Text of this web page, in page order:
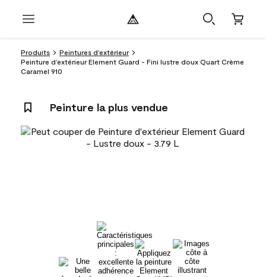
Produits
Peintures d’extérieur
Peinture d’extérieur Element Guard - Fini lustre doux Quart Crème
Caramel 910
Peinture la plus vendue